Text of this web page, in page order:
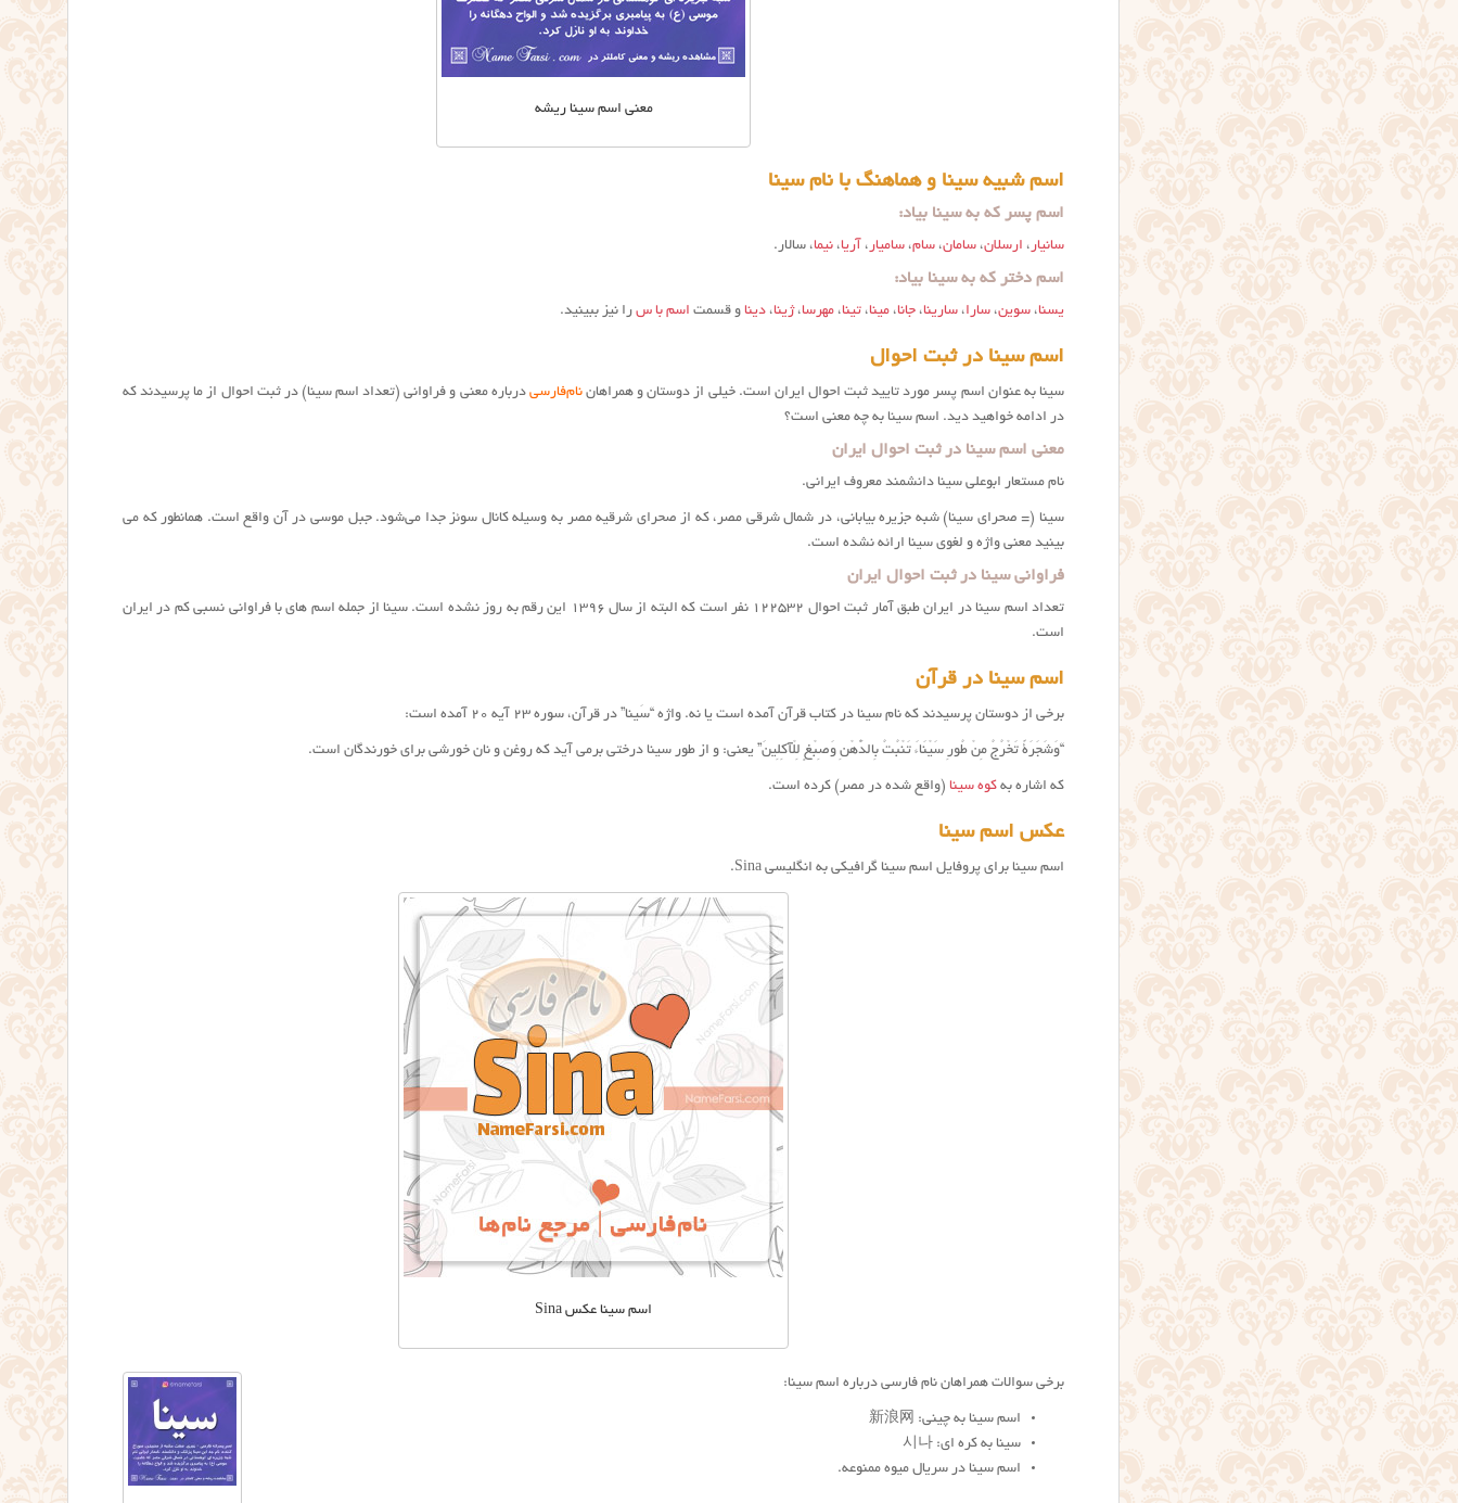
معنی اسم سینا ریشه
اسم شبیه سینا و هماهنگ با نام سینا
اسم پسر که به سینا بیاد:
سانیار، ارسلان، سامان، سام، سامیار، آریا، نیما، سالار.
اسم دختر که به سینا بیاد:
یسنا، سوین، سارا، سارینا، جانا، مینا، تینا، مهرسا،ژینا، دینا و قسمت اسم با س را نیز ببینید.
اسم سینا در ثبت احوال
سينا به عنوان اسم پسر مورد تایید ثبت احوال ایران است. خیلی از دوستان و همراهاننام‌فارسی درباره معنی و فراوانی (تعداد اسم سینا) در ثبت احوال از ما پرسیدند که
در ادامه خواهید دید. اسم سینا به چه معنی است؟
معنی اسم سینا در ثبت احوال ایران
نام مستعار ابوعلی سینا دانشمند معروف ایرانی.
سینا (= صحرای سینا) شبه جزیره‌ بیابانی، در شمال شرقی مصر، که از صحرای شرقیه‌ مصر به وسیله‌ کانال سوئز جدا می‌شود. جبل موسی در آن واقع است. همانطور که می
بینید معنی واژه و لغوی سینا ارائه نشده است.
فراوانی سینا در ثبت احوال ایران
تعداد اسم سینا در ایران طبق آمار ثبت احوال ۱۲۲۵۳۲
نفر است که البته از سال ۱۳۹۶ این رقم به روز نشده است. سينا از جمله اسم های با فراوانی نسبی کم در ایران
است.
اسم سینا در قرآن
برخی از دوستان پرسیدند که نام سینا در کتاب قرآن آمده است یا نه. واژه “سَینا” در قرآن، سوره ۲۳ آیه ۲۰ آمده است:
“وَشَجَرَةً تَخْرُجُ مِنْ طُورِ سَيْنَاءَ تَنْبُتُ بِالدُّهْنِ وَصِبْغٍ لِلْآكِلِينَ” یعنی: و از طور سينا درختى برمى ‏آيد كه روغن و نان خورشى براى خورندگان است.
که اشاره به کوه سینا (واقع شده در مصر) کرده است.
عکس اسم سینا
اسم سینا برای پروفایل اسم سینا گرافیکی به انگلیسی Sina.
اسم سینا عکس Sina
برخی سوالات همراهان نام فارسی درباره اسم سینا:
اسم سینا به چینی: 新浪网
سینا به کره ای: 시나
اسم سینا در سریال میوه ممنوعه.